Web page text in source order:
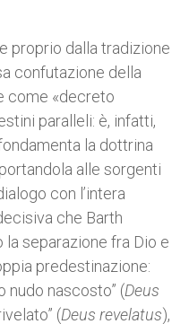
proprio dalla tradizione
confutazione della
come «decreto
paralleli: è, infatti,
la dottrina
alle sorgenti
con l’intera
che Barth
la separazione fra Dio e
predestinazione:
nudo nascosto” (Deus
(Deus revelatus),